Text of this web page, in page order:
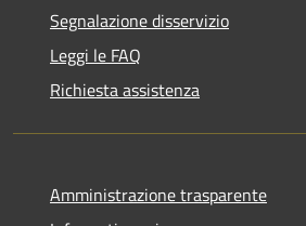
Segnalazione disservizio
Leggi le FAQ
Richiesta assistenza
Amministrazione trasparente